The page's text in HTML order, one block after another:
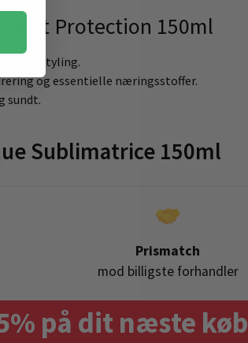
Protection 150ml
før styling.
og essentielle næringsstoffer.
sundt.
Sublimatrice 150ml
Prismatch
mod billigste forhandler
på dit næste køb